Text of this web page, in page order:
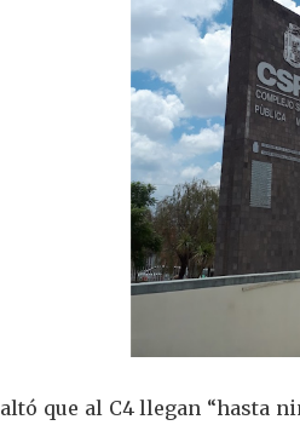
que al C4 llegan “hasta